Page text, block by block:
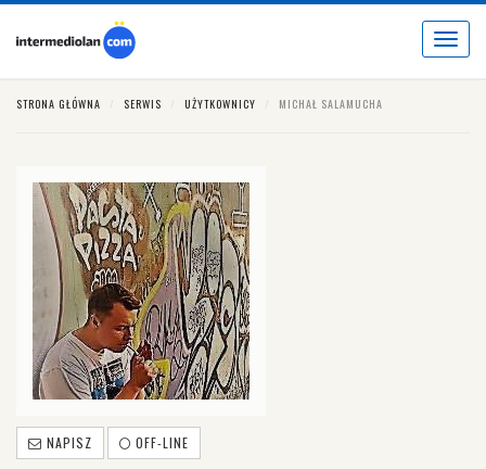
Toggle
STRONA GŁÓWNA SERWIS UŻYTKOWNICY MICHAŁ SALAMUCHA
NAPISZ OFF-LINE